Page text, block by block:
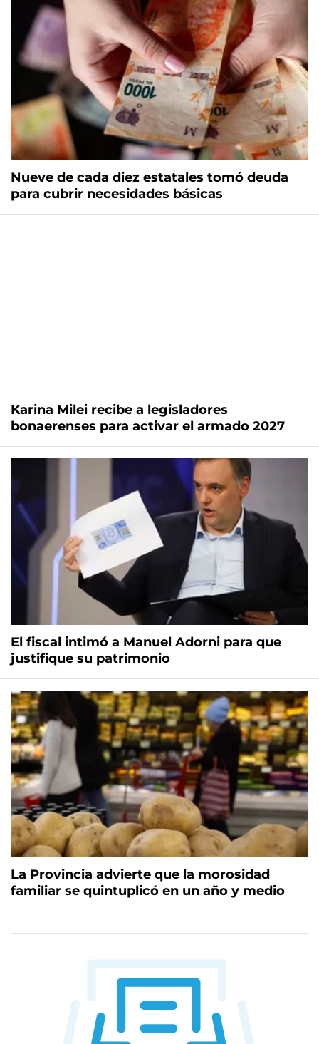
Nueve de cada diez estatales tomó deuda
para cubrir necesidades básicas
Karina Milei recibe a legisladores
bonaerenses para activar el armado 2027
El fiscal intimó a Manuel Adorni para que
justifique su patrimonio
La Provincia advierte que la morosidad
familiar se quintuplicó en un año y medio